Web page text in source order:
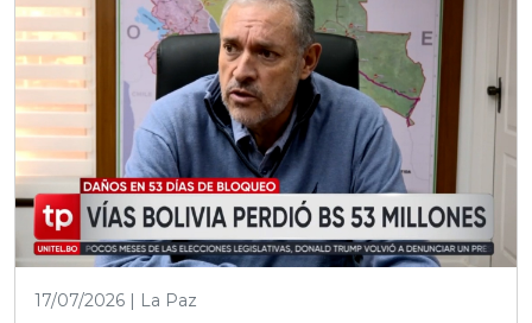
17/07/2026 | La Paz